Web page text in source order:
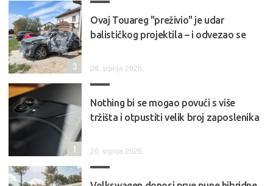
Ovaj Touareg "preživio" je udar
balističkog projektila – i odvezao se
28. srpnja 2026.
3
Nothing bi se mogao povući s više
tržišta i otpustiti velik broj zaposlenika
26. srpnja 2026.
1